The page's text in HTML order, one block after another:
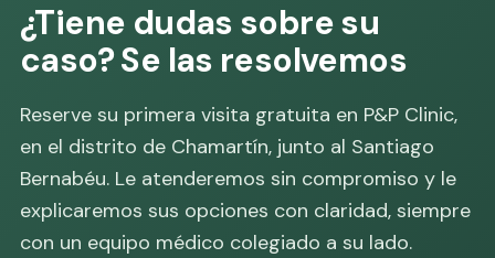
¿Tiene dudas sobre su
caso? Se las resolvemos
Reserve su primera visita gratuita en P&P Clinic,
en el distrito de Chamartín, junto al Santiago
Bernabéu. Le atenderemos sin compromiso y le
explicaremos sus opciones con claridad, siempre
con un equipo médico colegiado a su lado.